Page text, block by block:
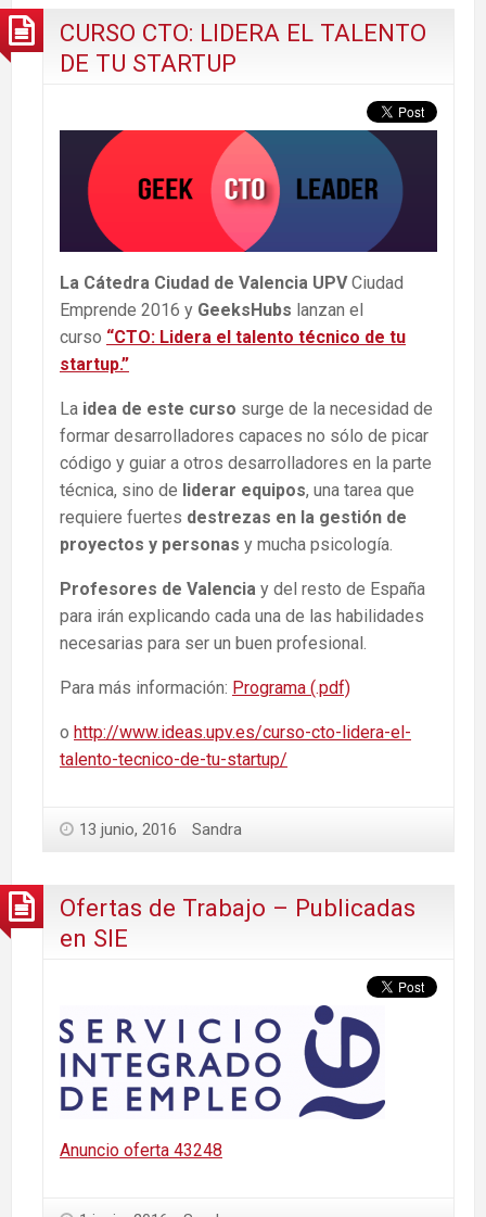
CURSO CTO: LIDERA EL TALENTO
DE TU STARTUP
La Cátedra Ciudad de Valencia UPVCiudad
Emprende 2016 y GeeksHubs lanzan el
curso “CTO: Lidera el talento técnico de tu
startup.”
La idea de este curso surge de la necesidad de
formar desarrolladores capaces no sólo de picar
código y guiar a otros desarrolladores en la parte
técnica, sino de liderar equipos, una tarea que
requiere fuertes destrezas en la gestión de
proyectos y personas y mucha psicología.
Profesores de Valencia y del resto de España
para irán explicando cada una de las habilidades
necesarias para ser un buen profesional.
Para más información: Programa (.pdf)
o http://www.ideas.upv.es/curso-cto-lidera-el-
talento-tecnico-de-tu-startup/
13 junio, 2016 Sandra
Ofertas de Trabajo – Publicadas
en SIE
Anuncio oferta 43248